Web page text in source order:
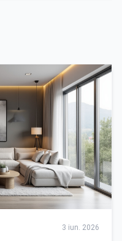
3 iun. 2026